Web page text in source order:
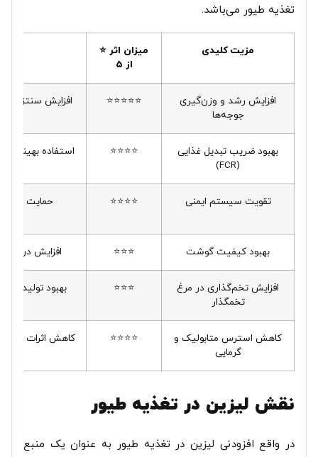
تغذیه طیور می‌باشد.
مزیت کلیدی
میزان اثر ⭐
از ۵
افزایش رشد و وزن‌گیری
جوجه‌ها
⭐⭐⭐⭐⭐ افزایش سنتز
بهبود ضریب تبدیل غذایی
(FCR)
⭐⭐⭐⭐ استفاده
تقویت سیستم ایمنی ⭐⭐⭐⭐
حمایت از
بهبود کیفیت گوشت ⭐⭐⭐ افزایش درصد
افزایش تخم‌گذاری در مرغ
تخمگذار
⭐⭐⭐ بهبود تولید و
کاهش استرس متابولیک و
گرمایی
⭐⭐⭐⭐ کاهش اثرات
نقش لیزین در تغذیه طیور
در واقع افزودنی لیزین در تغذیه طیور به عنوان یک منبع